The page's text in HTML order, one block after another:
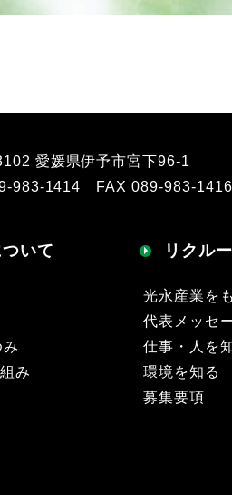
愛媛県伊予市宮下96-1
983-1414 FAX 089-983-1416
いて
み
リクル
光永産業を
代表メッセ
仕事・人を
環境を知る
募集要項